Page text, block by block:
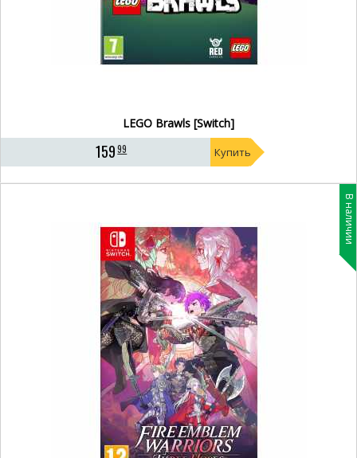
LEGO Brawls [Switch]
15999 Купить
В наличии